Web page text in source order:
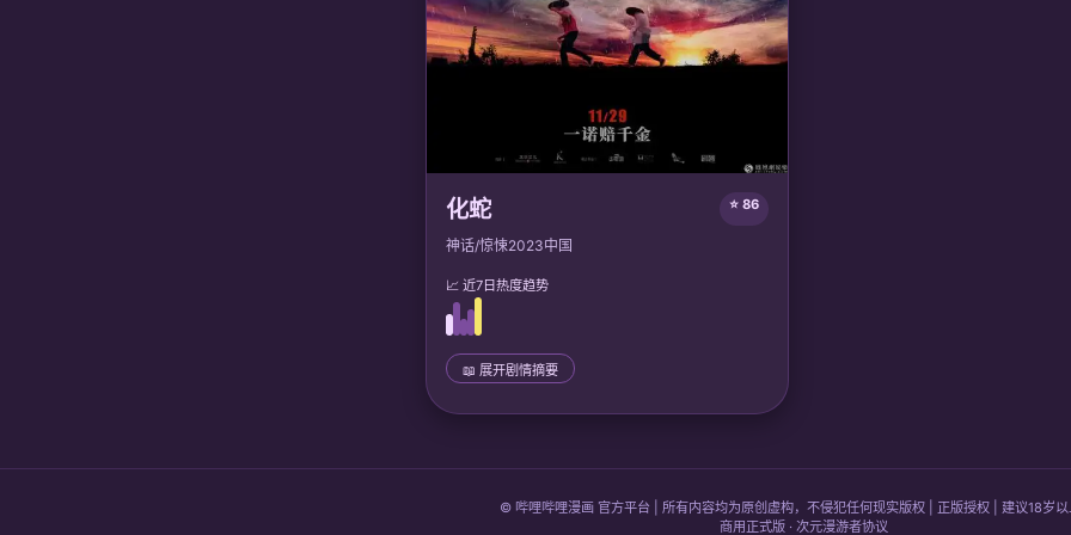
化蛇 ⭐ 86
神话/惊悚2023中国
📈 近7日热度趋势
📖 展开剧情摘要
© 哔哩哔哩漫画 官方平台 | 所有内容均为原创虚构，不侵犯任何现实版权 | 正版授权 | 建议18岁以
商用正式版 · 次元漫游者协议